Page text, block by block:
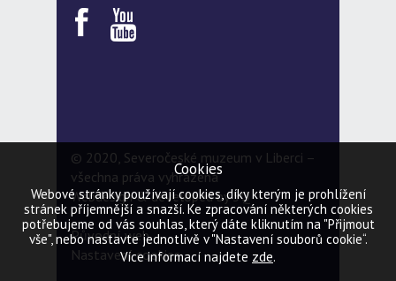
© 2020, Severočeské muzeum v Liberci –
všechna práva vyhrazena
Webdesign & developed by5Q
Původní web
Nastavení cookies
Cookies
Webové stránky používají cookies, díky kterým je prohlížení
stránek příjemnější a snazší. Ke zpracování některých cookies
potřebujeme od vás souhlas, který dáte kliknutím na "Přijmout
vše", nebo nastavte jednotlivě v "Nastavení souborů cookie“.
Více informací najdete zde.